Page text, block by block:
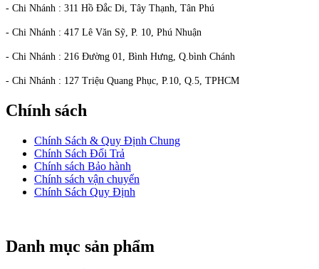
- Chi Nhánh : 311 Hồ Đắc Di, Tây Thạnh, Tân Phú
- Chi Nhánh : 417 Lê Văn Sỹ, P. 10, Phú Nhuận
- Chi Nhánh : 216 Đường 01, Bình Hưng, Q.bình Chánh
- Chi Nhánh : 127 Triệu Quang Phục, P.10, Q.5, TPHCM
Chính sách
Chính Sách & Quy Định Chung
Chính Sách Đổi Trả
Chính sách Bảo hành
Chính sách vận chuyển
Chính Sách Quy Định
Danh mục sản phẩm